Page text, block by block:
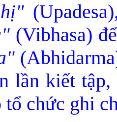
(Vibhasa)
lần kiết
tổ chức ghi